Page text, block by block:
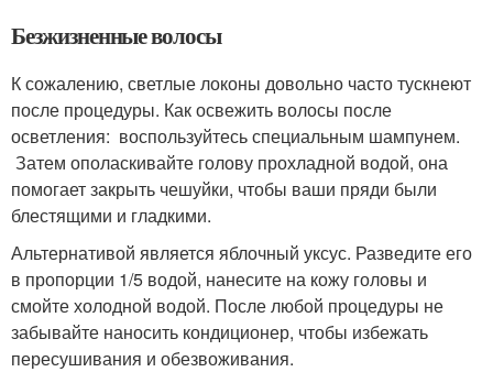
Безжизненные волосы
К сожалению, светлые локоны довольно часто тускнеют
после процедуры. Как освежить волосы после
осветления: воспользуйтесь специальным шампунем.
Затем ополаскивайте голову прохладной водой, она
помогает закрыть чешуйки, чтобы ваши пряди были
блестящими и гладкими.
Альтернативой является яблочный уксус. Разведите его
в пропорции 1/5 водой, нанесите на кожу головы и
смойте холодной водой. После любой процедуры не
забывайте наносить кондиционер, чтобы избежать
пересушивания и обезвоживания.